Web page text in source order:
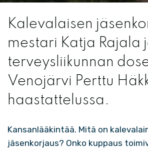
Kalevalaisen
mestari Katja Rajala
terveysliikunnan
Venojärvi Perttu
haastattelussa.
Kansanlääkintää. Mitä on
jäsenkorjaus? Onko kuppaus